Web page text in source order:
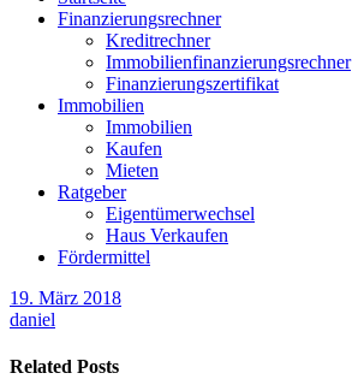
Finanzierungsrechner
Kreditrechner
Immobilienfinanzierungsrechner
Finanzierungszertifikat
Immobilien
Immobilien
Kaufen
Mieten
Ratgeber
Eigentümerwechsel
Haus Verkaufen
Fördermittel
19. März 2018
daniel
Related Posts